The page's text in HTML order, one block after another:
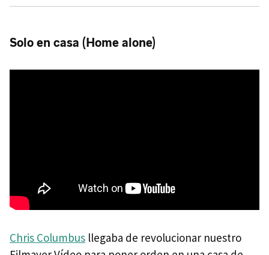
Solo en casa (Home alone)
Chris Columbus llegaba de revolucionar nuestro